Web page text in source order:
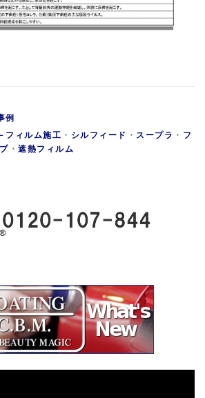
例
フィルム施工 ・ シルフィード ・ スープラ ・ フ
・ 遮熱フィルム